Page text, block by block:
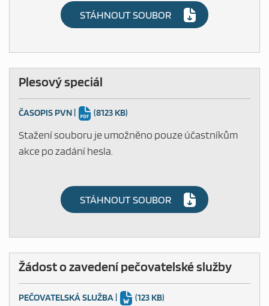
STÁHNOUT SOUBOR
Plesový speciál
ČASOPIS PVN | (8123 KB)
Stažení souboru je umožněno pouze účastníkům
akce po zadání hesla.
STÁHNOUT SOUBOR
Žádost o zavedení pečovatelské služby
PEČOVATELSKÁ SLUŽBA | (123 KB)